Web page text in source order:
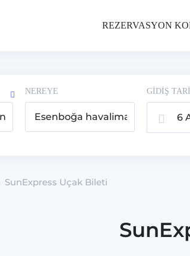
REZERVASYON
NEREYE GİDİŞ
6
SunExpress Uçak Bileti